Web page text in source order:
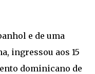
e de uma
ingressou aos 15
dominicano de